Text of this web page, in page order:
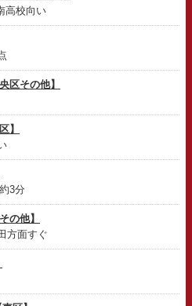
高校向い
区その他】
】
3分
の他】
方面すぐ